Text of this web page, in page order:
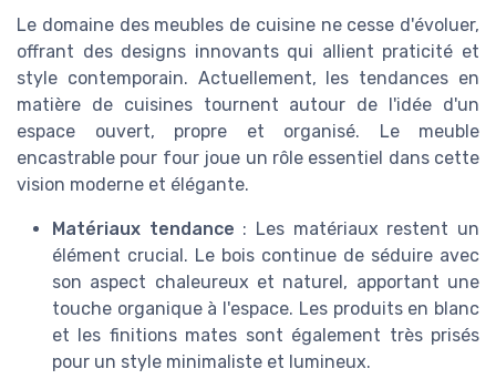
Le domaine des meubles de cuisine ne cesse d'évoluer,
offrant des designs innovants qui allient praticité et
style contemporain. Actuellement, les tendances en
matière de cuisines tournent autour de l'idée d'un
espace ouvert, propre et organisé. Le meuble
encastrable pour four joue un rôle essentiel dans cette
vision moderne et élégante.
Matériaux tendance : Les matériaux restent un
élément crucial. Le bois continue de séduire avec
son aspect chaleureux et naturel, apportant une
touche organique à l'espace. Les produits en blanc
et les finitions mates sont également très prisés
pour un style minimaliste et lumineux.